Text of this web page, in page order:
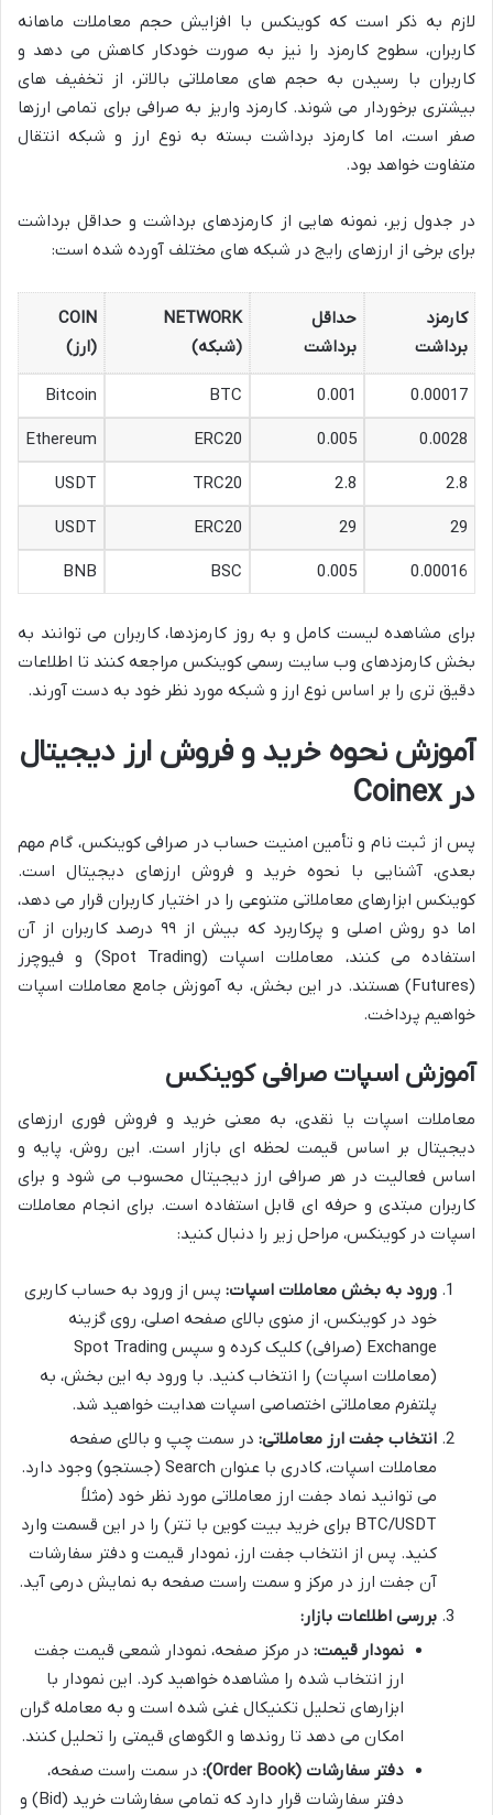
لازم به ذکر است که کوینکس با افزایش حجم معاملات ماهانه
کاربران، سطوح کارمزد را نیز به صورت خودکار کاهش می دهد و
کاربران با رسیدن به حجم های معاملاتی بالاتر، از تخفیف های
بیشتری برخوردار می شوند. کارمزد واریز به صرافی برای تمامی ارزها
صفر است، اما کارمزد برداشت بسته به نوع ارز و شبکه انتقال
متفاوت خواهد بود.
در جدول زیر، نمونه هایی از کارمزدهای برداشت و حداقل برداشت
برای برخی از ارزهای رایج در شبکه های مختلف آورده شده است:
کارمزد
برداشت
حداقل
برداشت
NETWORK
(شبکه)
COIN
(ارز)
0.00017
0.001
BTC
Bitcoin
0.0028
0.005
ERC20
Ethereum
2.8
2.8
TRC20
USDT
29
29
ERC20
USDT
0.00016
0.005
BSC
BNB
برای مشاهده لیست کامل و به روز کارمزدها، کاربران می توانند به
بخش کارمزدهای وب سایت رسمی کوینکس مراجعه کنند تا اطلاعات
دقیق تری را بر اساس نوع ارز و شبکه مورد نظر خود به دست آورند.
آموزش نحوه خرید و فروش ارز دیجیتال
در Coinex
پس از ثبت نام و تأمین امنیت حساب در صرافی کوینکس، گام مهم
بعدی، آشنایی با نحوه خرید و فروش ارزهای دیجیتال است.
کوینکس ابزارهای معاملاتی متنوعی را در اختیار کاربران قرار می دهد،
اما دو روش اصلی و پرکاربرد که بیش از ۹۹ درصد کاربران از آن
استفاده می کنند، معاملات اسپات (Spot Trading) و فیوچرز
(Futures) هستند. در این بخش، به آموزش جامع معاملات اسپات
خواهیم پرداخت.
آموزش اسپات صرافی کوینکس
معاملات اسپات یا نقدی، به معنی خرید و فروش فوری ارزهای
دیجیتال بر اساس قیمت لحظه ای بازار است. این روش، پایه و
اساس فعالیت در هر صرافی ارز دیجیتال محسوب می شود و برای
کاربران مبتدی و حرفه ای قابل استفاده است. برای انجام معاملات
اسپات در کوینکس، مراحل زیر را دنبال کنید:
ورود به بخش معاملات اسپات: پس از ورود به حساب کاربری
خود در کوینکس، از منوی بالای صفحه اصلی، روی گزینه
Exchange (صرافی) کلیک کرده و سپس Spot Trading
(معاملات اسپات) را انتخاب کنید. با ورود به این بخش، به
پلتفرم معاملاتی اختصاصی اسپات هدایت خواهید شد.
انتخاب جفت ارز معاملاتی: در سمت چپ و بالای صفحه
معاملات اسپات، کادری با عنوان Search (جستجو) وجود دارد.
می توانید نماد جفت ارز معاملاتی مورد نظر خود (مثلاً
BTC/USDT برای خرید بیت کوین با تتر) را در این قسمت وارد
کنید. پس از انتخاب جفت ارز، نمودار قیمت و دفتر سفارشات
آن جفت ارز در مرکز و سمت راست صفحه به نمایش درمی آید.
بررسی اطلاعات بازار:
نمودار قیمت: در مرکز صفحه، نمودار شمعی قیمت جفت
ارز انتخاب شده را مشاهده خواهید کرد. این نمودار با
ابزارهای تحلیل تکنیکال غنی شده است و به معامله گران
امکان می دهد تا روندها و الگوهای قیمتی را تحلیل کنند.
دفتر سفارشات (Order Book):
در سمت راست صفحه،
دفتر سفارشات قرار دارد که تمامی سفارشات خرید (Bid) و